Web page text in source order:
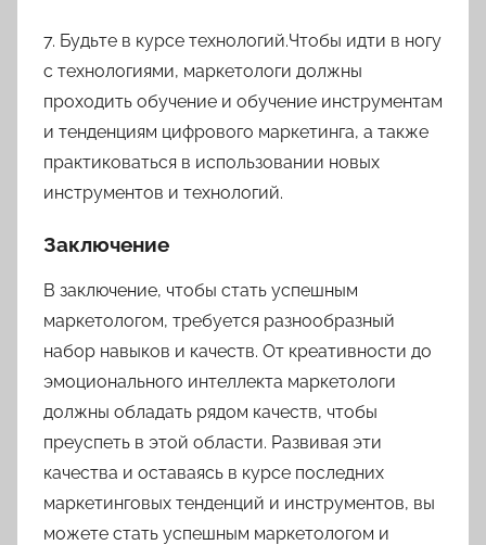
7. Будьте в курсе технологий.Чтобы идти в ногу
с технологиями, маркетологи должны
проходить обучение и обучение инструментам
и тенденциям цифрового маркетинга, а также
практиковаться в использовании новых
инструментов и технологий.
Заключение
В заключение, чтобы стать успешным
маркетологом, требуется разнообразный
набор навыков и качеств. От креативности до
эмоционального интеллекта маркетологи
должны обладать рядом качеств, чтобы
преуспеть в этой области. Развивая эти
качества и оставаясь в курсе последних
маркетинговых тенденций и инструментов, вы
можете стать успешным маркетологом и